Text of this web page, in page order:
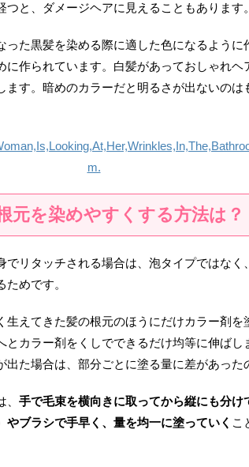
と、ダメージヘアに見えることもあります。
た黒髪を染める際に適した色になるように
作られています。白髪があっておしゃれヘ
ます。暗めのカラーだと明るさが出ないの
を染めやすくする方法は？
でリタッチされる場合は、泡タイプではなく
めです。
生えてきた髪の根元のほうにだけカラー剤を
とカラー剤をくしでできるだけ均等に伸ばし
た場合は、部分ごとに塗る量に差があった
手で毛束を横向きに取ってから縦にも分け
ブラシで手早く、量を均一に塗っていく こ